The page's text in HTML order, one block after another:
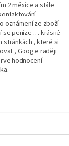
2 měsíce a stále
oznámení ze zboží
se peníze … krásné
stránkách , které si
, Google raději
hodnocení